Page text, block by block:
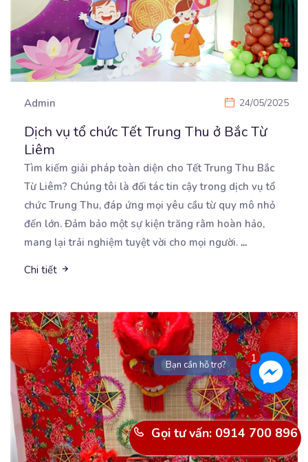
Admin 24/05/2025
Dịch vụ tổ chức Tết Trung Thu ở Bắc Từ
Liêm
Tìm kiếm giải pháp toàn diện cho Tết Trung Thu Bắc
Từ Liêm? Chúng tôi là đối tác tin cậytrong dịch vụ tổ
chức Trung Thu, đáp ứng mọi yêu cầu từ quy mô nhỏ
đến lớn. Đảm bảo một sự kiện trăng rằm hoàn hảo,
mang lại trải nghiệm tuyệt vời cho mọi người. ...
Chi tiết
Gọi tư vấn: 0914 700 896
1
Bạn cần hỗ trợ?